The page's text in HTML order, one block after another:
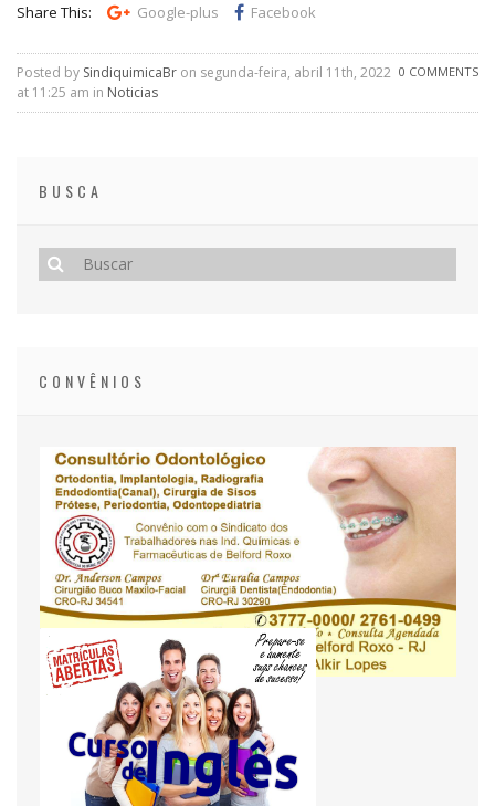
Share This: Google-plus Facebook
0 COMMENTS
Posted by SindiquimicaBr on segunda-feira, abril 11th, 2022
at 11:25 am in Noticias
BUSCA
CONVÊNIOS